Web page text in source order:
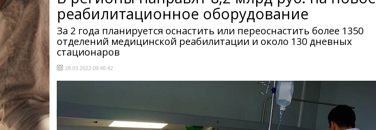
реабилитационное оборудование
За 2 года планируется оснастить или переоснастить более 1350
отделений медицинской реабилитации и около 130 дневных
стационаров
28.03.2022 09:46:42